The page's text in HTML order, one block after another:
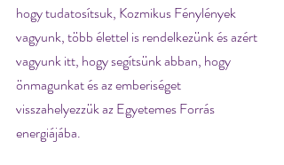
hogy tudatosítsuk, Kozmikus Fénylények
vagyunk, több élettel is rendelkezünk és azért
vagyunk itt, hogy segítsünk abban, hogy
önmagunkat és az emberiséget
visszahelyezzük az Egyetemes Forrás
energiájába.